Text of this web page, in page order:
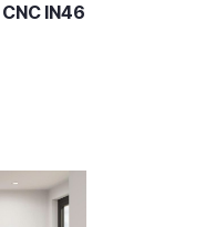
IN46